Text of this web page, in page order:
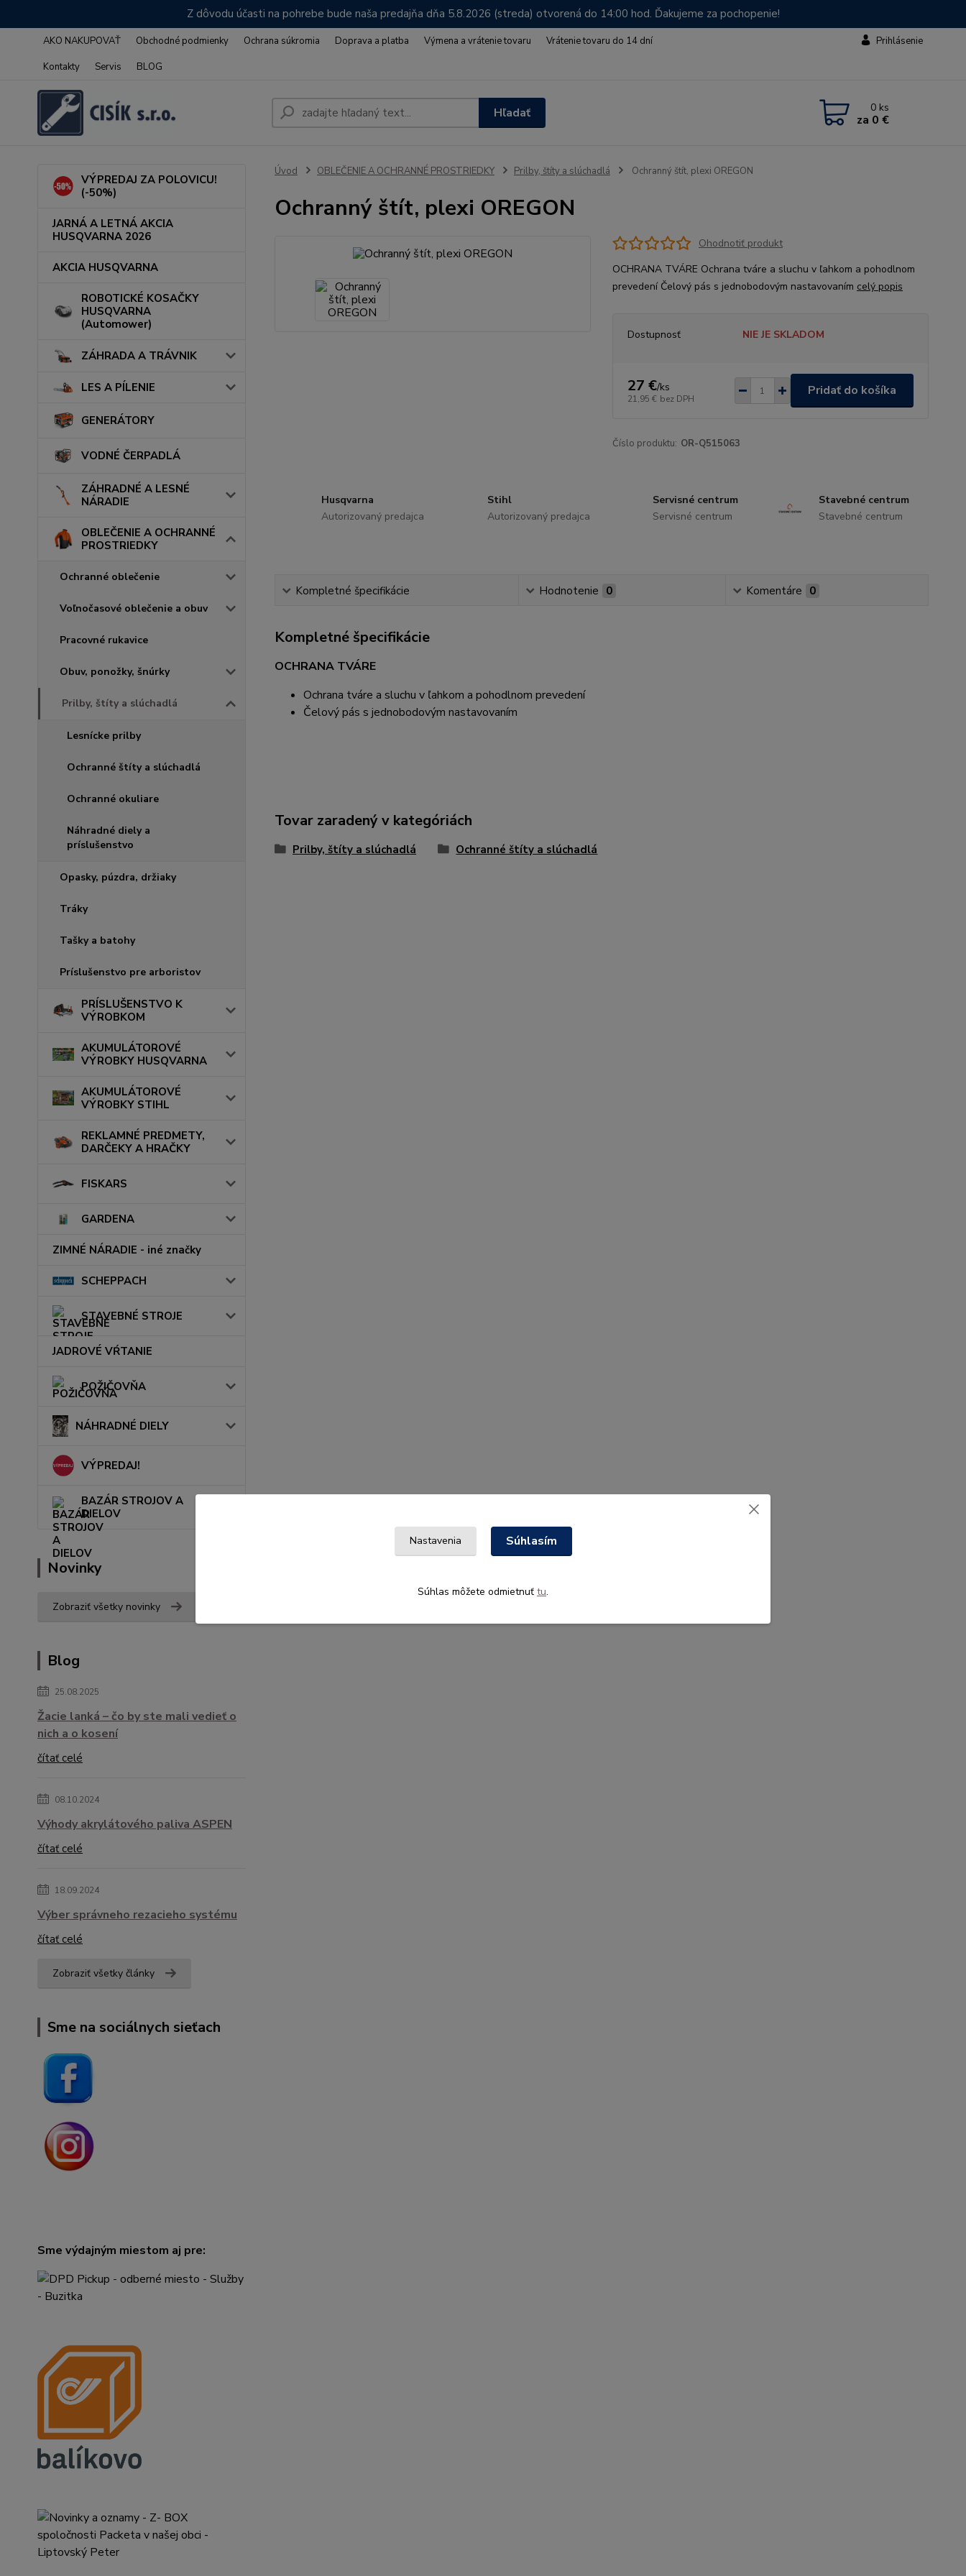
Z dôvodu účasti na pohrebe bude naša predajňa dňa 5.8.2026 (streda) otvorená do 14:00 hod. Ďakujeme za pochopenie!
AKO NAKUPOVAŤ Obchodné podmienky Ochrana súkromia Doprava a platba Výmena a vrátenie tovaru
Vrátenie tovaru do 14 dní
Kontakty
Servis BLOG
Prihlásenie
Hľadať 0 ks
za 0 €
VÝPREDAJ ZA POLOVICU!
(-50%)
JARNÁ A LETNÁ AKCIA
HUSQVARNA 2026
AKCIA HUSQVARNA
ROBOTICKÉ KOSAČKY
HUSQVARNA
(Automower)
ZÁHRADA A TRÁVNIK
LES A PÍLENIE
GENERÁTORY
VODNÉ ČERPADLÁ
ZÁHRADNÉ A LESNÉ
NÁRADIE
OBLEČENIE A OCHRANNÉ
PROSTRIEDKY
Ochranné oblečenie
Voľnočasové oblečenie a obuv
Pracovné rukavice
Obuv, ponožky, šnúrky
Prilby, štíty a slúchadlá
Lesnícke prilby
Ochranné štíty a slúchadlá
Ochranné okuliare
Náhradné diely a
príslušenstvo
Opasky, púzdra, držiaky
Tráky
Tašky a batohy
Príslušenstvo pre arboristov
PRÍSLUŠENSTVO K
VÝROBKOM
AKUMULÁTOROVÉ
VÝROBKY HUSQVARNA
AKUMULÁTOROVÉ
VÝROBKY STIHL
REKLAMNÉ PREDMETY,
DARČEKY A HRAČKY
FISKARS
GARDENA
ZIMNÉ NÁRADIE - iné značky
SCHEPPACH
STAVEBNÉ STROJE
JADROVÉ VŔTANIE
POŽIČOVŇA
NÁHRADNÉ DIELY
VÝPREDAJ!
BAZÁR STROJOV A
DIELOV
Novinky
Zobraziť všetky novinky
Blog
25.08.2025
Žacie lanká – čo by ste mali vedieť o
nich a o kosení
čítať celé
08.10.2024
Výhody akrylátového paliva ASPEN
čítať celé
18.09.2024
Výber správneho rezacieho systému
čítať celé
Zobraziť všetky články
Sme na sociálnych sieťach
Sme výdajným miestom aj pre:
Úvod OBLEČENIE A OCHRANNÉ PROSTRIEDKY Prilby, štíty a slúchadlá Ochranný štít, plexi OREGON
Ochranný štít, plexi OREGON
Ohodnotiť produkt
OCHRANA TVÁRE Ochrana tváre a sluchu v ľahkom a pohodlnom
prevedení Čelový pás s jednobodovým nastavovaním celý popis
Dostupnosť NIE JE SKLADOM
27 €/ks
21,95 € bez DPH
Pridať do košíka
Číslo produktu: OR-Q515063
Husqvarna
Autorizovaný predajca
Stihl
Autorizovaný predajca
Servisné centrum
Servisné centrum
Stavebné centrum
Stavebné centrum
Kompletné špecifikácie Hodnotenie 0 Komentáre 0
Kompletné špecifikácie
OCHRANA TVÁRE
Ochrana tváre a sluchu v ľahkom a pohodlnom prevedení
Čelový pás s jednobodovým nastavovaním
Tovar zaradený v kategóriách
Prilby, štíty a slúchadlá Ochranné štíty a slúchadlá
Nastavenia Súhlasím
Súhlas môžete odmietnuť tu.